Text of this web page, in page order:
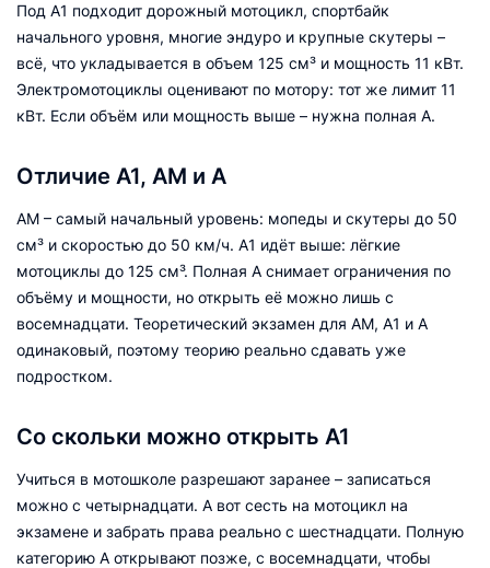
Под А1 подходит дорожный мотоцикл, спортбайк
начального уровня, многие эндуро и крупные скутеры –
всё, что укладывается в объем 125 см³ и мощность 11 кВт.
Электромотоциклы оценивают по мотору: тот же лимит 11
кВт. Если объём или мощность выше – нужна полная А.
Отличие А1, АМ и А
АМ – самый начальный уровень: мопеды и скутеры до 50
см³ и скоростью до 50 км/ч. А1 идёт выше: лёгкие
мотоциклы до 125 см³. Полная А снимает ограничения по
объёму и мощности, но открыть её можно лишь с
восемнадцати. Теоретический экзамен для АМ, А1 и А
одинаковый, поэтому теорию реально сдавать уже
подростком.
Со скольки можно открыть А1
Учиться в мотошколе разрешают заранее – записаться
можно с четырнадцати. А вот сесть на мотоцикл на
экзамене и забрать права реально с шестнадцати. Полную
категорию А открывают позже, с восемнадцати, чтобы